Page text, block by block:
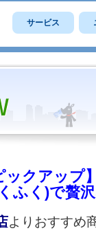
サービス
ックアップ
ふく)で贅
よりおすすめ